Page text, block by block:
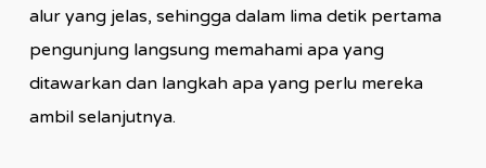
alur yang jelas, sehingga dalam lima detik pertama
pengunjung langsung memahami apa yang
ditawarkan dan langkah apa yang perlu mereka
ambil selanjutnya.